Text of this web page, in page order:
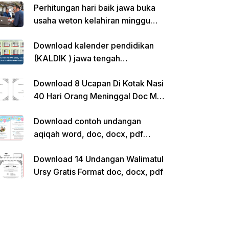
Perhitungan hari baik jawa buka
usaha weton kelahiran minggu
Download kalender pendidikan
(KALDIK ) jawa tengah
Download 8 Ucapan Di Kotak Nasi
40 Hari Orang Meninggal Doc Ms.
Download contoh undangan
aqiqah word, doc, docx, pdf
Download 14 Undangan Walimatul
Ursy Gratis Format doc, docx, pdf